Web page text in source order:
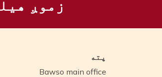
زموږ
پته
Bawso main office